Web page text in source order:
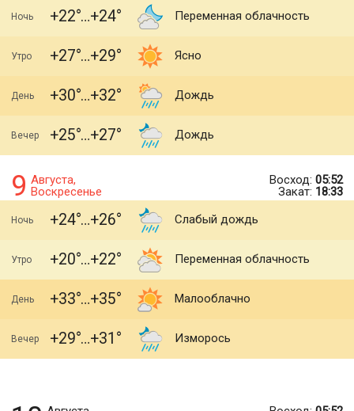
Ночь +22 +24 Переменная облачность
Утро +27 +29 Ясно
День +30 +32 Дождь
Вечер +25 +27 Дождь
9 Августа,
Воскресенье
Восход: 05:52
Закат: 18:33
Ночь +24 +26 Слабый дождь
Утро +20 +22 Переменная облачность
День +33 +35 Малооблачно
Вечер +29 +31 Изморось